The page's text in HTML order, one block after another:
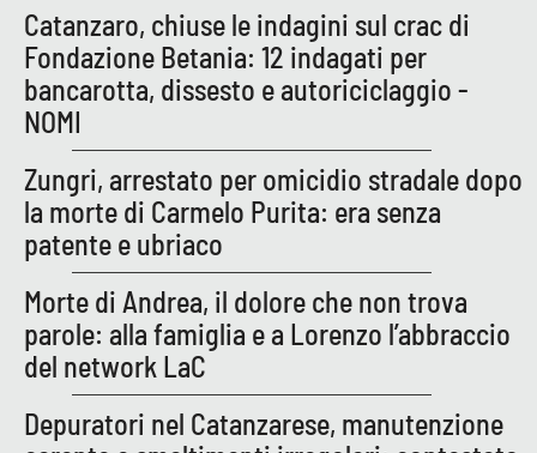
Cosenza
Lamezia Terme
PROGETTI
SPECIALI
Buona Sanità Calabria
LA
CALABRIAVISIONE
Destinazioni
Eventi
Catanzaro, chiuse le indagini sul crac di
Fondazione Betania: 12 indagati per
bancarotta, dissesto e autoriciclaggio -
NOMI
Zungri, arrestato per omicidio stradale dopo
la morte di Carmelo Purita: era senza
patente e ubriaco
Morte di Andrea, il dolore che non trova
parole: alla famiglia e a Lorenzo l’abbraccio
del network LaC
Depuratori nel Catanzarese, manutenzione